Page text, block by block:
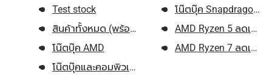
Test stock
สินค้าทั้งหมด (พร้อมส่ง)...
โน๊ตบุ๊ค AMD
โน๊ตบุ๊คและคอมพิวเตอร์...
โน๊ตบุ๊ค Snapdragon...
AMD Ryzen 5 ลดเพิ่ม
AMD Ryzen 7 ลดเพิ่ม